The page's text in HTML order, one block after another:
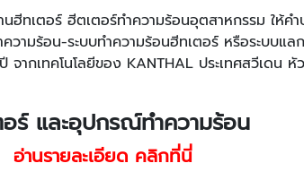
นฮีทเตอร์ ฮีตเตอร์ทำความร้อนอุตสาหกรรม ใ
ามร้อน-ระบบทำความร้อนฮีทเตอร์ หรือระบบแ
ากเทคโนโลยีของ KANTHAL ประเทศสวีเดน หั
ร์ และอุปกรณ์ทำความร้อน
อ่านรายละเอียด คลิกที่นี่